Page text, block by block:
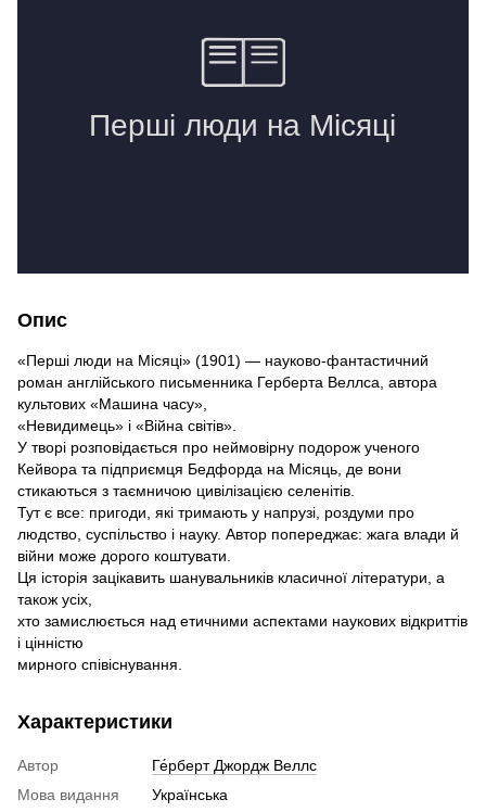
Опис
«Перші люди на Місяці» (1901) — науково-фантастичний
роман англійського письменника Герберта Веллса, автора
культових «Машина часу»,
«Невидимець» і «Війна світів».
У творі розповідається про неймовірну подорож ученого
Кейвора та підприємця Бедфорда на Місяць, де вони
стикаються з таємничою цивілізацією селенітів.
Тут є все: пригоди, які тримають у напрузі, роздуми про
людство, суспільство і науку. Автор попереджає: жага влади й
війни може дорого коштувати.
Ця історія зацікавить шанувальників класичної літератури, а
також усіх,
хто замислюється над етичними аспектами наукових відкриттів
і цінністю
мирного співіснування.
Характеристики
Автор
Ге́рберт Джордж Веллс
Мова видання
Українська